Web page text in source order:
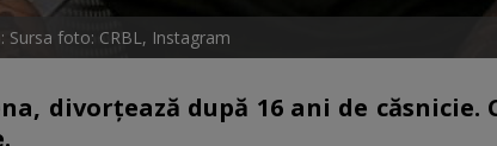
foto: CRBL, Instagram
divorțează după 16 ani de căsnicie.